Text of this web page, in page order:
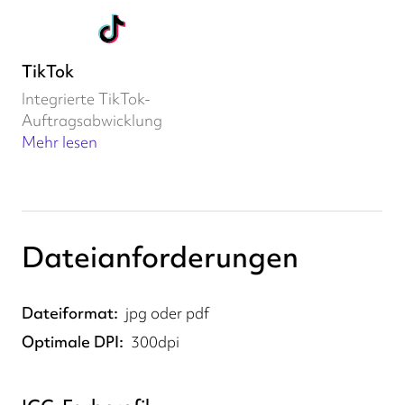
TikTok
Integrierte TikTok-
Auftragsabwicklung
Mehr lesen
Dateianforderungen
Dateiformat
jpg oder pdf
Optimale DPI
300dpi